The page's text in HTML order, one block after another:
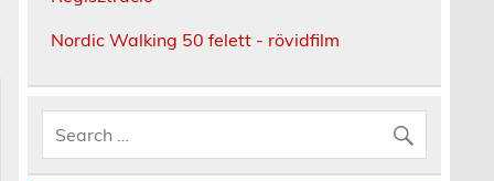
Nordic Walking 50 felett - rövidfilm